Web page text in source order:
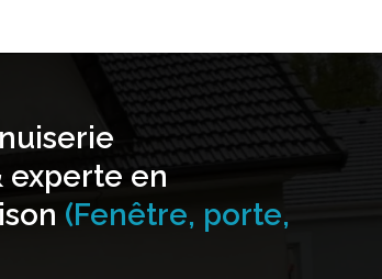
experte en
(Fenêtre, porte,